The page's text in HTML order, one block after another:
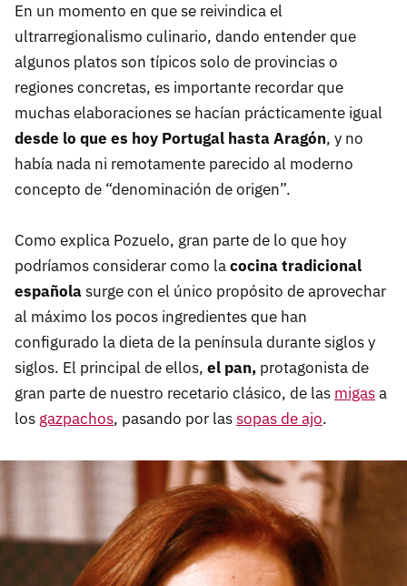
En un momento en que se reivindica el
ultrarregionalismo culinario, dando entender que
algunos platos son típicos solo de provincias o
regiones concretas, es importante recordar que
muchas elaboraciones se hacían prácticamente igual
desde lo que es hoy Portugal hasta Aragón, y no
había nada ni remotamente parecido al moderno
concepto de “denominación de origen”.
Como explica Pozuelo, gran parte de lo que hoy
podríamos considerar como lacocina tradicional
españolasurge con el único propósito de aprovechar
al máximo los pocos ingredientes que han
configurado la dieta de la península durante siglos y
siglos. El principal de ellos, el pan, protagonista de
gran parte de nuestro recetario clásico, de las migasa
los gazpachos, pasando por lassopas de ajo.